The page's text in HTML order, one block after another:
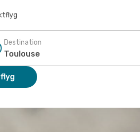
Destination